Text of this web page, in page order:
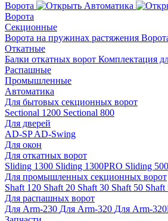
Ворота Автоматика
Ворота
Секционные
Ворота на пружинах растяжения
Откатные
Балки откатных ворот Комплектация
Распашные
Промышленные
Автоматика
Для бытовых секционных ворот
Sectional 1200 Sectional 800
Для дверей
AD-SPAD-Swing
Для окон
Для откатных ворот
Sliding 1300 Sliding 1300PRO Sliding 500
Для промышленных секционных ворот
Shaft 120 Shaft 20 Shaft 30 Shaft 50 Shaft
Для распашных ворот
Для Arm-230 Для Arm-320 Для Arm-